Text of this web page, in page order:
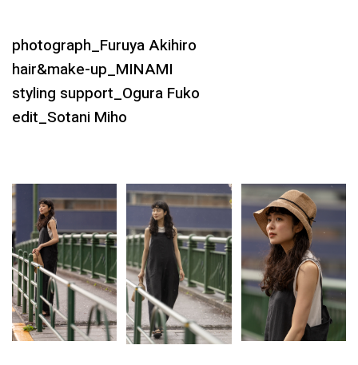
photograph_Furuya Akihiro
hair&make-up_MINAMI
styling support_Ogura Fuko
edit_Sotani Miho